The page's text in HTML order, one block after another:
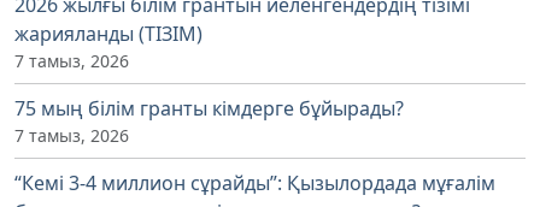
жарияланды (ТІЗІМ)
7 тамыз, 2026
75 мың білім гранты кімдерге бұйырады?
7 тамыз, 2026
“Кемі 3-4 миллион сұрайды”: Қызылордада мұғалім